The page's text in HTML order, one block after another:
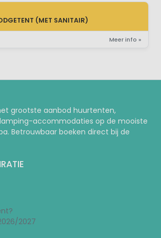
(MET SANITAIR)
(MET SANITAIR)
Meer info »
grootste aanbod huurtenten,
accommodaties op de mooiste
Betrouwbaar boeken direct bij de
2027